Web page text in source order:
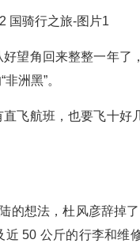
望角回来整整一年
洲黑”。
飞航班，也要飞十
的想法，杜风彦辞掉
50 公斤的行李和维